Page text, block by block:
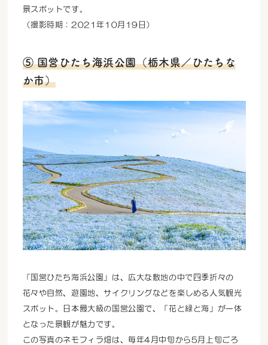
景スポットです。
（撮影時期：2021年10月19日）
⑤ 国営ひたち海浜公園（栃木県／ひたちな
か市）
「国営ひたち海浜公園」は、広大な敷地の中で四季折々の
花々や自然、遊園地、サイクリングなどを楽しめる人気観光
スポット。日本最大級の国営公園で、「花と緑と海」が一体
となった景観が魅力です。
この写真のネモフィラ畑は、毎年4月中旬から5月上旬ごろ